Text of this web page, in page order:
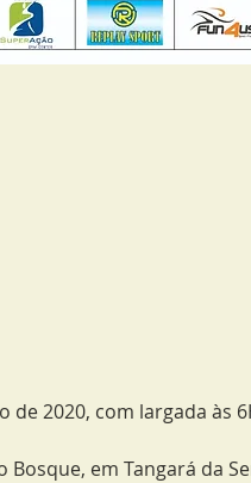
de 2020, com largada às
em Tangará da